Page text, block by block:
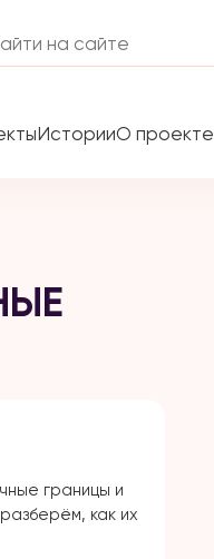
ИсторииО проекте
границы и
как их